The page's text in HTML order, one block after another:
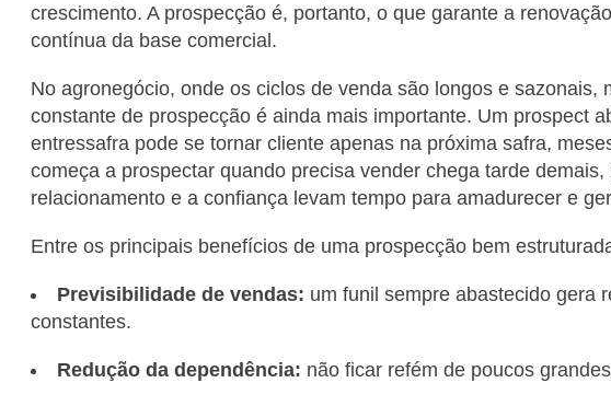
crescimento. A prospecção é, portanto, o que garante a
contínua da base comercial.
No agronegócio, onde os ciclos de venda são longos e sazonais,
constante de prospecção é ainda mais importante. Um prospect
entressafra pode se tornar cliente apenas na próxima safra,
começa a prospectar quando precisa vender chega tarde demais,
relacionamento e a confiança levam tempo para amadurecer e
Entre os principais benefícios de uma prospecção bem
Previsibilidade de vendas: um funil sempre abastecido gera
constantes.
Redução da dependência: não ficar refém de poucos